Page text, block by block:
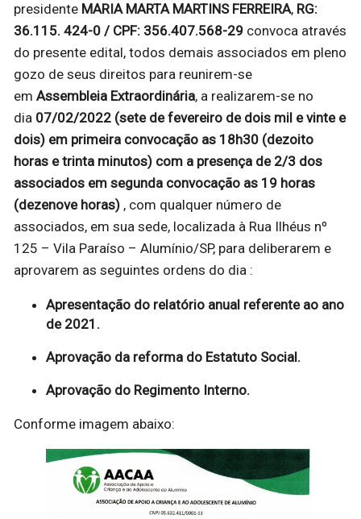
presidente MARIA MARTA MARTINS FERREIRA, RG:
36.115. 424-0 / CPF: 356.407.568-29 convoca através
do presente edital, todos demais associados em pleno
gozo de seus direitos para reunirem-se
em Assembleia Extraordinária, a realizarem-se no
dia 07/02/2022 (sete de fevereiro de dois mil e vinte e
dois) em primeira convocação as 18h30 (dezoito
horas e trinta minutos) com a presença de 2/3 dos
associados em segunda convocação as 19 horas
(dezenove horas) , com qualquer número de
associados, em sua sede, localizada à Rua Ilhéus nº
125 – Vila Paraíso – Alumínio/SP, para deliberarem e
aprovarem as seguintes ordens do dia :
Apresentação do relatório anual referente ao ano
de 2021.
Aprovação da reforma do Estatuto Social.
Aprovação do Regimento Interno.
Conforme imagem abaixo: